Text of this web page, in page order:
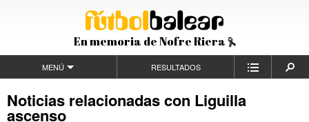
En memoria de Nofre Riera
MENÚ RESULTADOS
Noticias relacionadas con Liguilla
ascenso